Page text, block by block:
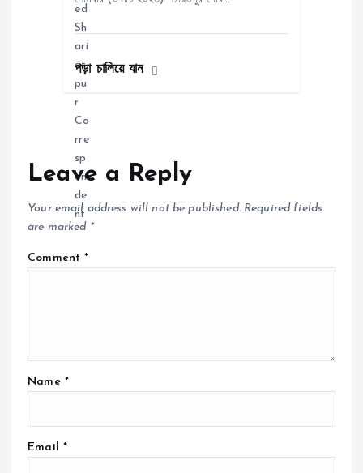
পড়া চালিয়ে যান
Leave a Reply
Your email address will not be published. Required fields
are marked *
Comment*
Name *
Email *